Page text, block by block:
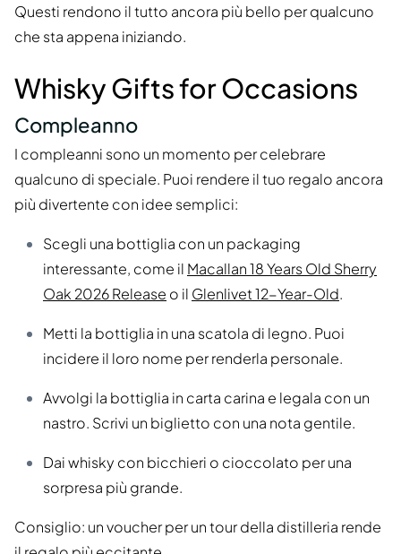
Questi rendono il tutto ancora più bello per qualcuno
che sta appena iniziando.
Whisky Gifts for Occasions
Compleanno
I compleanni sono un momento per celebrare
qualcuno di speciale. Puoi rendere il tuo regalo ancora
più divertente con idee semplici:
Scegli una bottiglia con un packaging
interessante, come il Macallan 18 Years Old Sherry
Oak 2026 Release o il Glenlivet 12-Year-Old.
Metti la bottiglia in una scatola di legno. Puoi
incidere il loro nome per renderla personale.
Avvolgi la bottiglia in carta carina e legala con un
nastro. Scrivi un biglietto con una nota gentile.
Dai whisky con bicchieri o cioccolato per una
sorpresa più grande.
Consiglio: un voucher per un tour della distilleria rende